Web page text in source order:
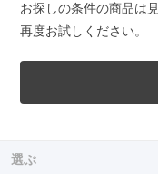
お探しの条件の商品は
再度お試しください。
選ぶ